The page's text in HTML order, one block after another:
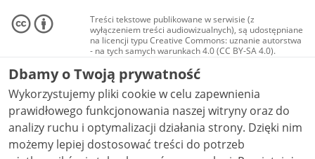
Treści tekstowe publikowane w serwisie (z
wyłączeniem treści audiowizualnych), są udostępniane
na licencji typu Creative Commons: uznanie autorstwa
- na tych samych warunkach 4.0 (CC BY-SA 4.0).
Materiały audiowizualne, w tym zdjęcia, materiały
audio i wideo, są udostępniane na licencji typu
Creative Commons: uznanie autorstwa użycie
niekomercyjne - bez utworów zależnych 4.0 (CC BY-
NC-ND 4.0), o ile nie jest to stwierdzone inaczej.
Dbamy o Twoją prywatność
Wykorzystujemy pliki cookie w celu zapewnienia
prawidłowego funkcjonowania naszej witryny oraz do
analizy ruchu i optymalizacji działania strony. Dzięki nim
możemy lepiej dostosować treści do potrzeb